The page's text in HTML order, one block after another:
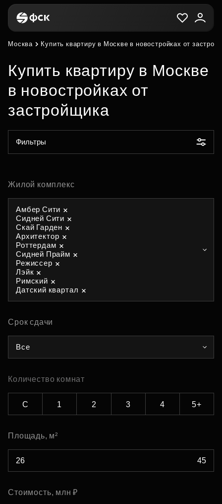
Москва Купить квартиру в Москве в новостройках от
Купить квартиру в Москве
в новостройках от
застройщика
Фильтры
Жилой комплекс
Амбер Сити
Сидней Сити
Скай Гарден
Архитектор
Роттердам
Сидней Прайм
Режиссер
Лэйк
Римский
Датский квартал
Срок сдачи
Все
Количество комнат
С 1 2 3 4 5+
Площадь, м²
Стоимость, млн ₽